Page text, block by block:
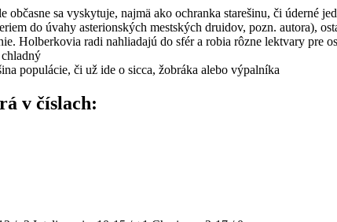
sa vyskytuje, najmä ako ochranka starešinu, či úderné
do úvahy asterionských mestských druidov, pozn. autora),
Holberkovia radi nahliadajú do sfér a robia rôzne lektvary pre
populácie, či už ide o sicca, žobráka alebo výpalníka
v číslach: